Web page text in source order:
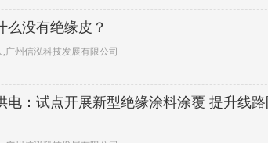
么没有绝缘皮？
广州信泓科技发展有限公司
电：试点开展新型绝缘涂料涂覆 提升线